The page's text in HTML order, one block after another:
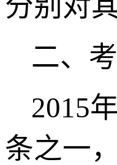
二、
2015
条之一